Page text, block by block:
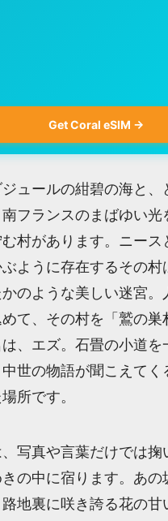
Get Coral eSIM →
ュールの紺碧の海と、
南フランスのまばゆい光
村があります。ニース
ように存在するその村
のような美しい迷宮。
て、その村を「鷲の巣
、エズ。石畳の小道を
世の物語が聞こえてく
所です。
写真や言葉だけでは掬
の中に宿ります。あの
地裏に咲き誇る花の甘